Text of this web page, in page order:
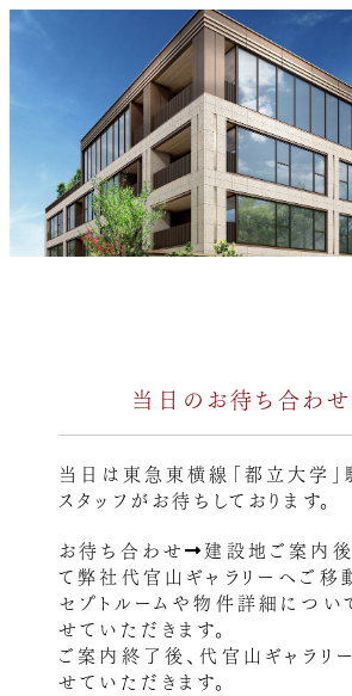
当日のお待ち合わ
当日は東急東横線「都立大学
スタッフがお待ちしております。
お待ち合わせ
建設地ご案内後
て弊社代官山ギャラリーへご移
セプトルームや物件詳細につい
せていただきます。
ご案内終了後、代官山ギャラリ
せていただきます。